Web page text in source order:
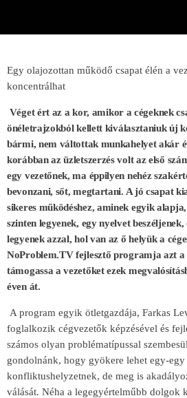
Egy olajozottan működő csapat élén a
koncentrálhat
Véget ért az a kor, amikor a cégeknek
önéletrajzokból kellett kiválasztaniuk új
bármi, nem váltottak munkahelyet akár
korábban az üzletszerzés volt az első
egy vezetőnek, ma éppilyen nehéz
bevonzani, sőt, megtartani. A jó csapat
sikeres működéshez, aminek egyik
szinten legyenek, egy nyelvet
legyenek azzal, hol van az ő helyük a
NoProblem.TV fejlesztő programja azt a
támogassa a vezetőket ezek
éven át.
A program egyik ötletgazdája, Farkas
foglalkozik cégvezetők képzésével és
számos olyan problématípussal
gondolnánk, hogy gyökere lehet egy-
konfliktushelyzetnek, de meg is
válását. Néha a legegyértelműbb dolgok